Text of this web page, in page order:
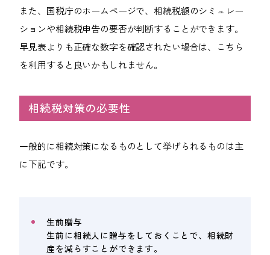
また、国税庁のホームページで、相続税額のシミュレー
ションや相続税申告の要否が判断することができます。
早見表よりも正確な数字を確認されたい場合は、こちら
を利用すると良いかもしれません。
相続税対策の必要性
一般的に相続対策になるものとして挙げられるものは主
に下記です。
生前贈与
生前に相続人に贈与をしておくことで、相続財
産を減らすことができます。